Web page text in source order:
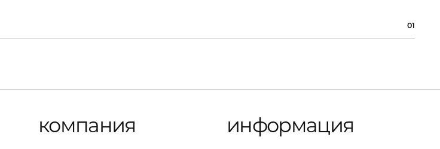
01
компания информация